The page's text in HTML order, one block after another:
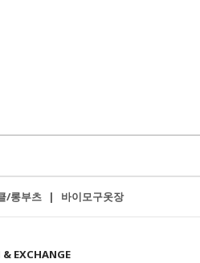
/롱부츠 | 바이모구옷장
& EXCHANGE